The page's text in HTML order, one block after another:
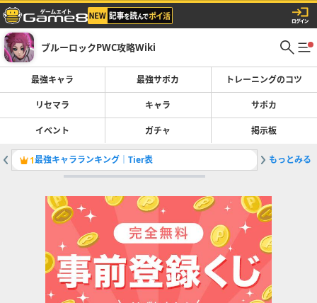
ブルーロックPWC攻略Wiki
最強キャラ 最強サポカ トレーニングのコツ
リセマラ キャラ サポカ
イベント ガチャ 掲示板
1最強キャラランキング｜Tier表 2最強サ
もっとみる